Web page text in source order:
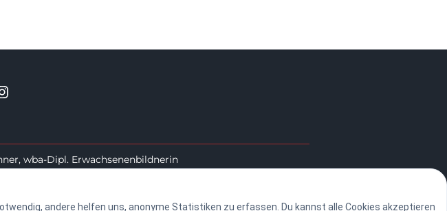
wba-Dipl. Erwachsenenbildnerin
andere helfen uns, anonyme Statistiken zu erfassen. Du kannst alle Cookies akzeptieren